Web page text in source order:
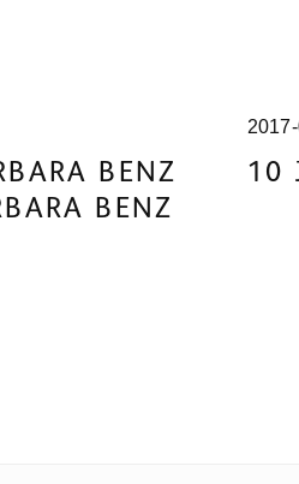
BENZ
BENZ
10